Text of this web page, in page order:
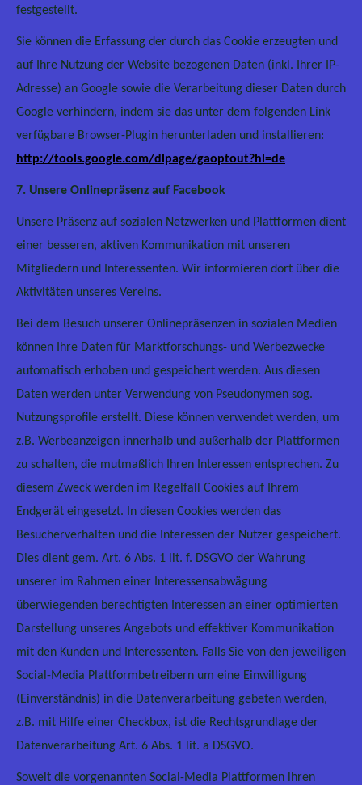
festgestellt.
Sie können die Erfassung der durch das Cookie erzeugten und
auf Ihre Nutzung der Website bezogenen Daten (inkl. Ihrer IP-
Adresse) an Google sowie die Verarbeitung dieser Daten durch
Google verhindern, indem sie das unter dem folgenden Link
verfügbare Browser-Plugin herunterladen und installieren:
http://tools.google.com/dlpage/gaoptout?hl=de
7. Unsere Onlinepräsenz auf Facebook
Unsere Präsenz auf sozialen Netzwerken und Plattformen dient
einer besseren, aktiven Kommunikation mit unseren
Mitgliedern und Interessenten. Wir informieren dort über die
Aktivitäten unseres Vereins.
Bei dem Besuch unserer Onlinepräsenzen in sozialen Medien
können Ihre Daten für Marktforschungs- und Werbezwecke
automatisch erhoben und gespeichert werden. Aus diesen
Daten werden unter Verwendung von Pseudonymen sog.
Nutzungsprofile erstellt. Diese können verwendet werden, um
z.B. Werbeanzeigen innerhalb und außerhalb der Plattformen
zu schalten, die mutmaßlich Ihren Interessen entsprechen. Zu
diesem Zweck werden im Regelfall Cookies auf Ihrem
Endgerät eingesetzt. In diesen Cookies werden das
Besucherverhalten und die Interessen der Nutzer gespeichert.
Dies dient gem. Art. 6 Abs. 1 lit. f. DSGVO der Wahrung
unserer im Rahmen einer Interessensabwägung
überwiegenden berechtigten Interessen an einer optimierten
Darstellung unseres Angebots und effektiver Kommunikation
mit den Kunden und Interessenten. Falls Sie von den jeweiligen
Social-Media Plattformbetreibern um eine Einwilligung
(Einverständnis) in die Datenverarbeitung gebeten werden,
z.B. mit Hilfe einer Checkbox, ist die Rechtsgrundlage der
Datenverarbeitung Art. 6 Abs. 1 lit. a DSGVO.
Soweit die vorgenannten Social-Media Plattformen ihren